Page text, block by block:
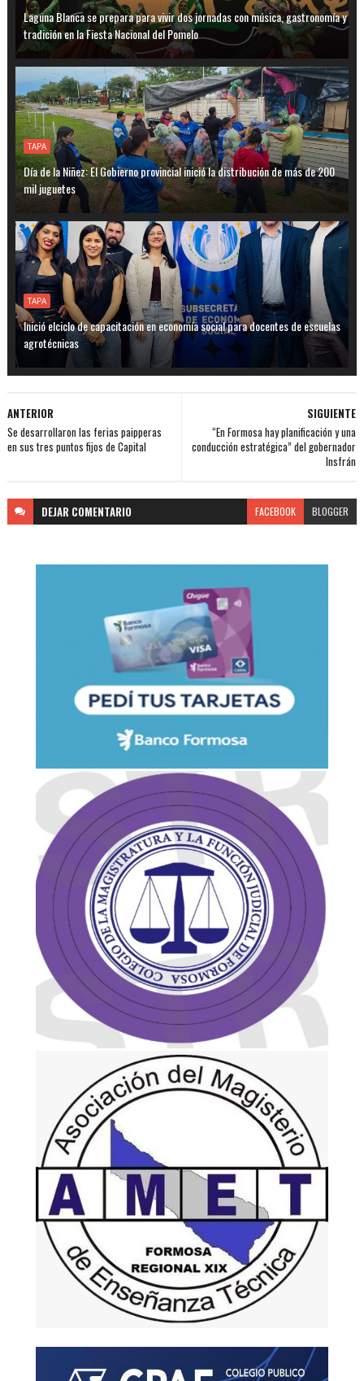
Laguna Blanca se prepara para vivir dos jornadas con música, gastronomía y
tradición en la Fiesta Nacional del Pomelo
TAPA
Día de la Niñez: El Gobierno provincial inició la distribución de más de 200
mil juguetes
TAPA
Inició elciclo de capacitación en economía social para docentes de escuelas
agrotécnicas
SIGUIENTE
“En Formosa hay planificación y una
conducción estratégica” del gobernador
Insfrán
ANTERIOR
Se desarrollaron las ferias paipperas
en sus tres puntos fijos de Capital
DEJAR COMENTARIO FACEBOOK BLOGGER